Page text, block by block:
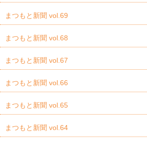
まつもと新聞 vol.69
まつもと新聞 vol.68
まつもと新聞 vol.67
まつもと新聞 vol.66
まつもと新聞 vol.65
まつもと新聞 vol.64